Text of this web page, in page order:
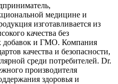
медицине и
изготавливается из
качества без
добавок и ГМО. Компания
качества и безопасности,
среди потребителей. Dr.
производителя
здоровья и